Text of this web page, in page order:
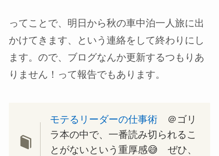
ってことで、明日から秋の車中泊一人旅に出
かけてきます、という連絡をして終わりにし
ます。ので、ブログなんか更新するつもりあ
りません！って報告でもあります。
モテるリーダーの仕事術＠ゴリ
ラ本の中で、一番読み切られるこ
とがないという重厚感😅 ぜひ、